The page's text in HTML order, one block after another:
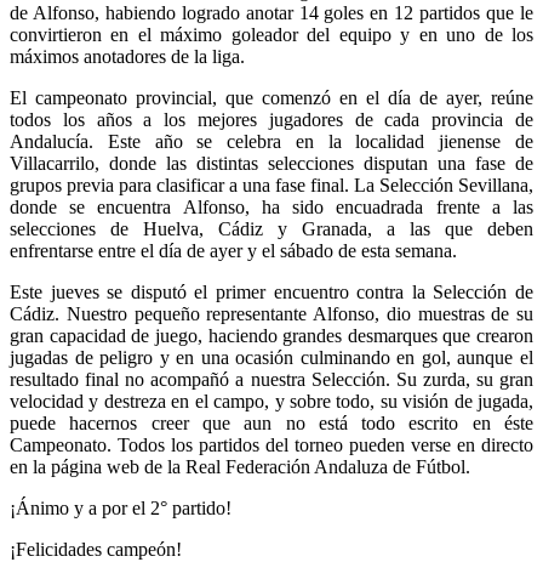
de Alfonso, habiendo logrado anotar 14 goles en 12 partidos que le
convirtieron en el máximo goleador del equipo y en uno de los
máximos anotadores de la liga.
El campeonato provincial, que comenzó en el día de ayer, reúne
todos los años a los mejores jugadores de cada provincia de
Andalucía. Este año se celebra en la localidad jienense de
Villacarrilo, donde las distintas selecciones disputan una fase de
grupos previa para clasificar a una fase final. La Selección Sevillana,
donde se encuentra Alfonso, ha sido encuadrada frente a las
selecciones de Huelva, Cádiz y Granada, a las que deben
enfrentarse entre el día de ayer y el sábado de esta semana.
Este jueves se disputó el primer encuentro contra la Selección de
Cádiz. Nuestro pequeño representante Alfonso, dio muestras de su
gran capacidad de juego, haciendo grandes desmarques que crearon
jugadas de peligro y en una ocasión culminando en gol, aunque el
resultado final no acompañó a nuestra Selección. Su zurda, su gran
velocidad y destreza en el campo, y sobre todo, su visión de jugada,
puede hacernos creer que aun no está todo escrito en éste
Campeonato. Todos los partidos del torneo pueden verse en directo
en la página web de la Real Federación Andaluza de Fútbol.
¡Ánimo y a por el 2° partido!
¡Felicidades campeón!